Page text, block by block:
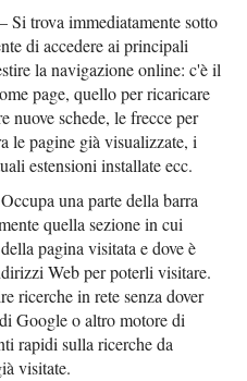
trova immediatamente sotto
di accedere ai principali
la navigazione online: c'è il
page, quello per ricaricare
nuove schede, le frecce per
le pagine già visualizzate, i
estensioni installate ecc.
una parte della barra
quella sezione in cui
pagina visitata e dove è
Web per poterli visitare.
ricerche in rete senza dover
Google o altro motore di
rapidi sulla ricerche da
visitate.